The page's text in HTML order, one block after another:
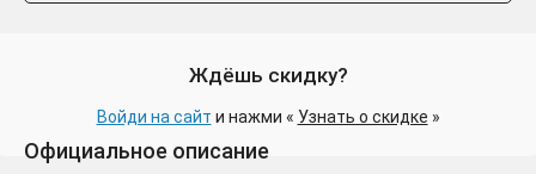
Ждёшь скидку?
Войди на сайт и нажми « Узнать о скидке »
Официальное описание